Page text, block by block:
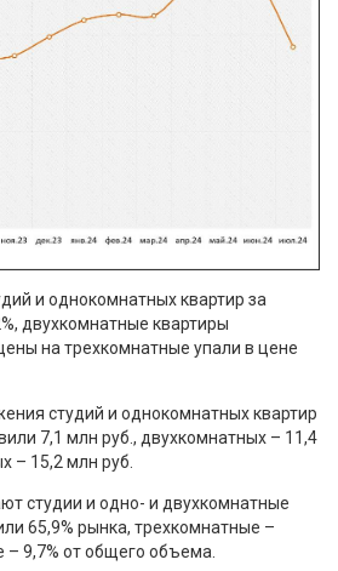
и однокомнатных квартир за
двухкомнатные квартиры
на трехкомнатные упали в цене
студий и однокомнатных квартир
7,1 млн руб., двухкомнатных – 11,4
– 15,2 млн руб.
студии и одно- и двухкомнатные
65,9% рынка, трехкомнатные –
– 9,7% от общего объема.